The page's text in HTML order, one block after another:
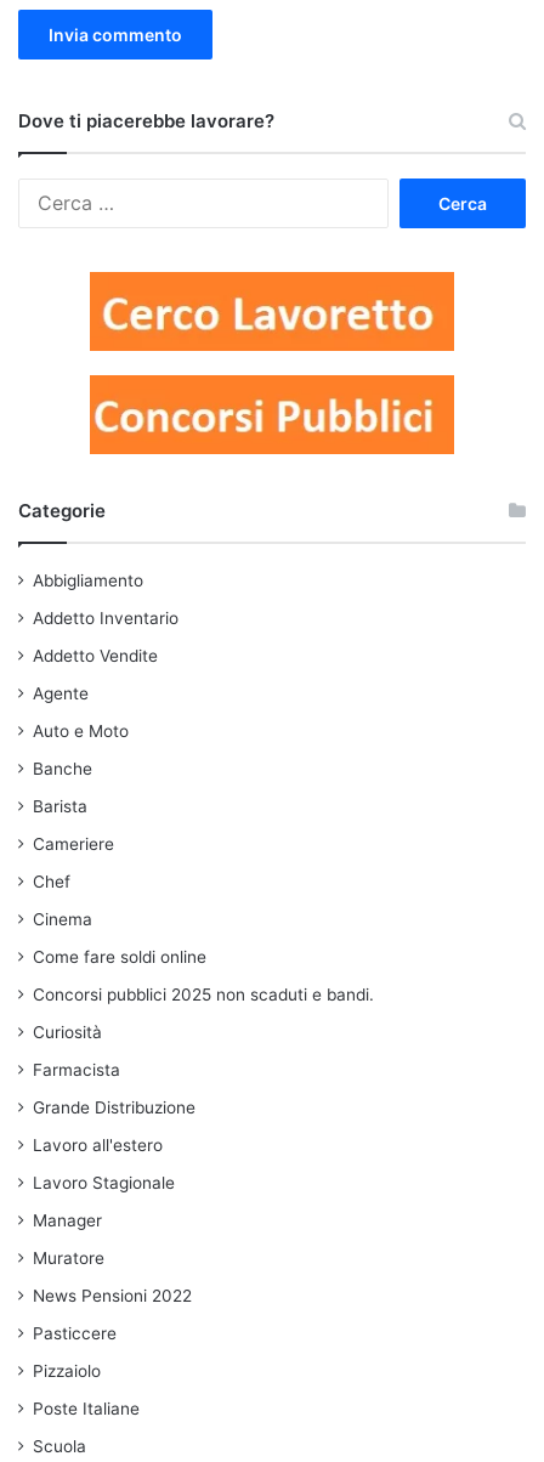
Dove ti piacerebbe lavorare?
Categorie
Abbigliamento
Addetto Inventario
Addetto Vendite
Agente
Auto e Moto
Banche
Barista
Cameriere
Chef
Cinema
Come fare soldi online
Concorsi pubblici 2025 non scaduti e bandi.
Curiosità
Farmacista
Grande Distribuzione
Lavoro all'estero
Lavoro Stagionale
Manager
Muratore
News Pensioni 2022
Pasticcere
Pizzaiolo
Poste Italiane
Scuola